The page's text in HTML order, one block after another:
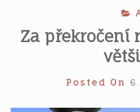
Za překročení
Posted On